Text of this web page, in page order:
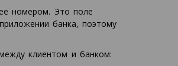
номером. Это поле
банка, поэтому
клиентом и банком: